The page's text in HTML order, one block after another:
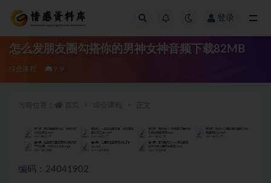
登录
怎么发朋友圈勾搭你的男神女神音频下载82MB
综合课程 9.9
编码：24041902